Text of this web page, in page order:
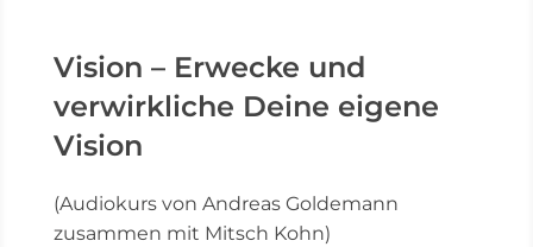
Vision – Erwecke und
verwirkliche Deine eigene
Vision
(Audiokurs von Andreas Goldemann
zusammen mit Mitsch Kohn)